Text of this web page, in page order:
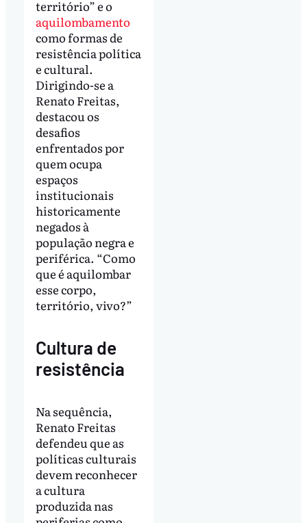
território” e o
aquilombamento
como formas de
resistência política
e cultural.
Dirigindo-se a
Renato Freitas,
destacou os
desafios
enfrentados por
quem ocupa
espaços
institucionais
historicamente
negados à
população negra e
periférica. “Como
que é aquilombar
esse corpo,
território, vivo?”
Cultura de
resistência
Na sequência,
Renato Freitas
defendeu que as
políticas culturais
devem reconhecer
a cultura
produzida nas